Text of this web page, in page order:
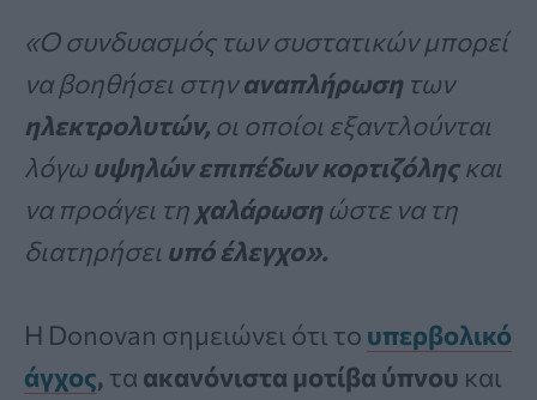
«Ο συνδυασμός των συστατικών μπορεί
να βοηθήσει στηναναπλήρωσητων
ηλεκτρολυτών, οι οποίοι εξαντλούνται
λόγω υψηλών επιπέδων κορτιζόληςκαι
να προάγει τη χαλάρωσηώστε να τη
διατηρήσει υπό έλεγχο».
Η Donovan σημειώνει ότι το υπερβολικό
άγχος, τα ακανόνιστα μοτίβα ύπνου και